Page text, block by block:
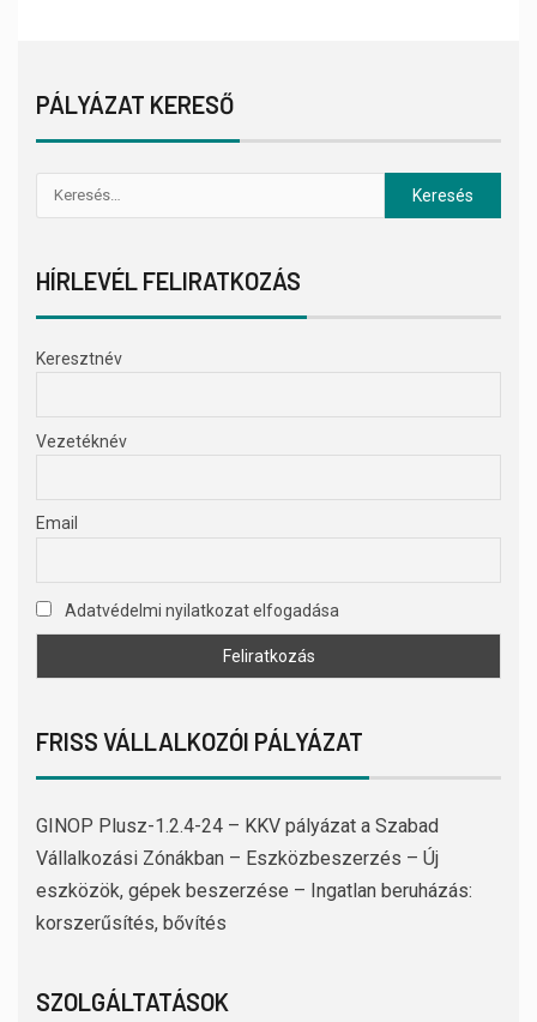
PÁLYÁZAT KERESŐ
HÍRLEVÉL FELIRATKOZÁS
Keresztnév
Vezetéknév
Email
Adatvédelmi nyilatkozat elfogadása
FRISS VÁLLALKOZÓI PÁLYÁZAT
GINOP Plusz-1.2.4-24 – KKV pályázat a Szabad
Vállalkozási Zónákban – Eszközbeszerzés – Új
eszközök, gépek beszerzése – Ingatlan beruházás:
korszerűsítés, bővítés
SZOLGÁLTATÁSOK